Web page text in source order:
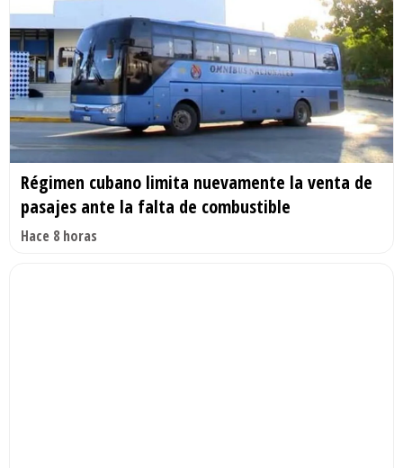
Régimen cubano limita nuevamente la venta de
pasajes ante la falta de combustible
Hace 8 horas